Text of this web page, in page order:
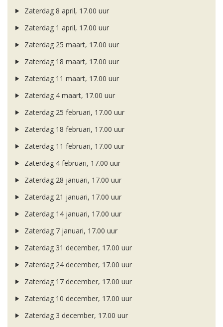
Zaterdag 8 april, 17.00 uur
Zaterdag 1 april, 17.00 uur
Zaterdag 25 maart, 17.00 uur
Zaterdag 18 maart, 17.00 uur
Zaterdag 11 maart, 17.00 uur
Zaterdag 4 maart, 17.00 uur
Zaterdag 25 februari, 17.00 uur
Zaterdag 18 februari, 17.00 uur
Zaterdag 11 februari, 17.00 uur
Zaterdag 4 februari, 17.00 uur
Zaterdag 28 januari, 17.00 uur
Zaterdag 21 januari, 17.00 uur
Zaterdag 14 januari, 17.00 uur
Zaterdag 7 januari, 17.00 uur
Zaterdag 31 december, 17.00 uur
Zaterdag 24 december, 17.00 uur
Zaterdag 17 december, 17.00 uur
Zaterdag 10 december, 17.00 uur
Zaterdag 3 december, 17.00 uur